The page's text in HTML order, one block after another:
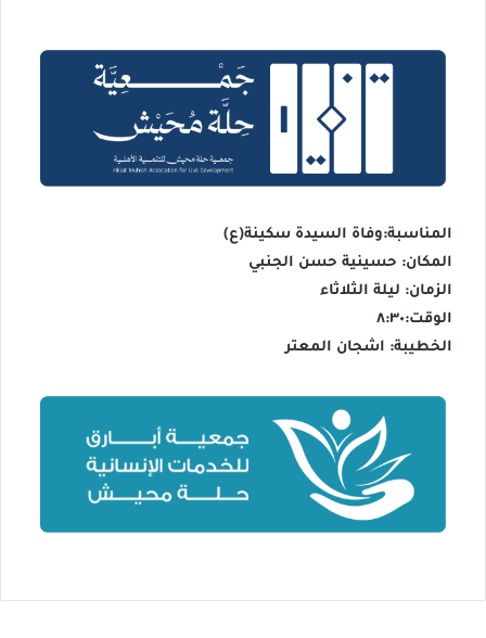
المناسبة:وفاة السيدة سكينة(ع)
المكان: حسينية حسن الجنبي
الزمان: ليلة الثلاثاء
الوقت:٨:٣٠
الخطيبة: اشجان المعتر